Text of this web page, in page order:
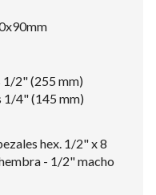
1/2" (255 mm)
1/4" (145 mm)
hex. 1/2" x 8
- 1/2" macho